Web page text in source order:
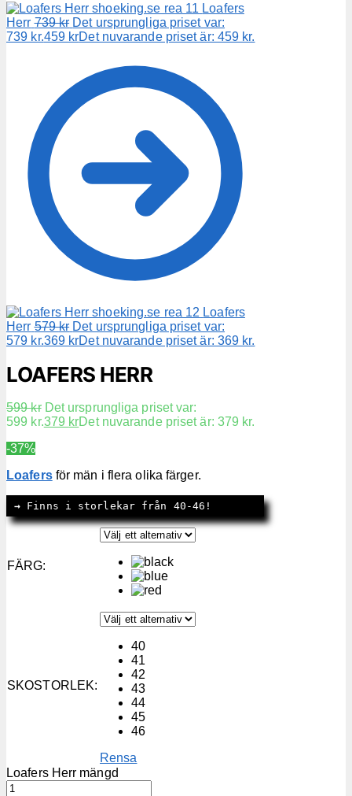
Loafers
Herr 739kr Det ursprungliga priset var:
739 kr.459 krDet nuvarande priset är: 459 kr.
Loafers
Herr 579kr Det ursprungliga priset var:
579 kr.369 krDet nuvarande priset är: 369 kr.
LOAFERS HERR
599kr Det ursprungliga priset var:
599 kr.379 krDet nuvarande priset är: 379 kr.
-37%
Loafersför män i flera olika färger.
→ Finns i storlekar från 40-46!
FÄRG:
SKOSTORLEK:
40
41
42
43
44
45
46
Rensa
Loafers Herr mängd